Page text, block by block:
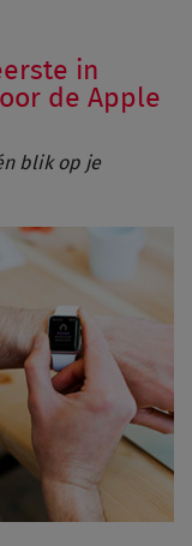
in
de Apple
blik op je